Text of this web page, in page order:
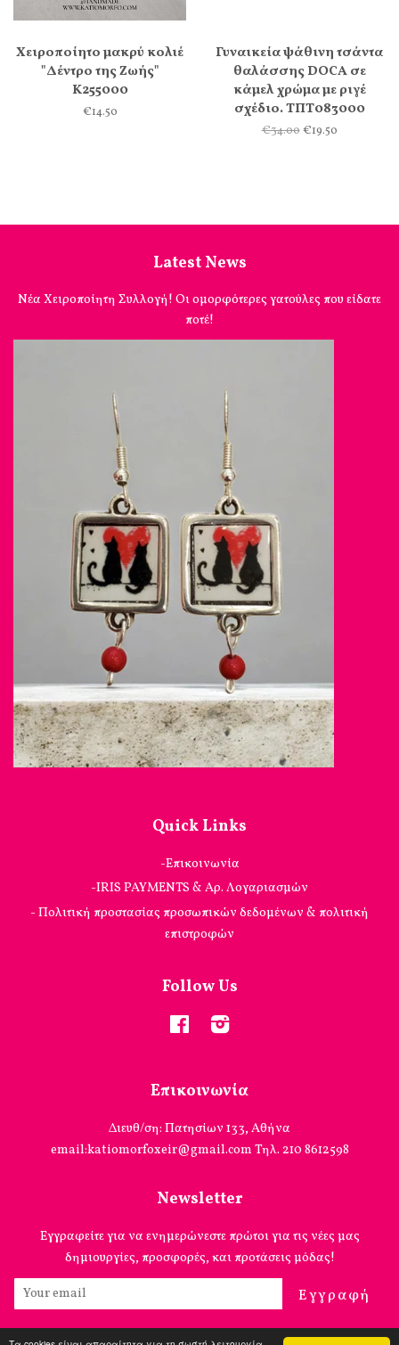
Χειροποίητο μακρύ κολιέ
"Δέντρο της Ζωής"
Κ255000
€14.50
Γυναικεία ψάθινη τσάντα
θαλάσσης DOCA σε
κάμελ χρώμα με ριγέ
σχέδιο. ΤΠΤ083000
€34.00€19.50
Latest News
Νέα Χειροποίητη Συλλογή! Οι ομορφότερες γατούλες που είδατε
ποτέ!
Quick Links
-Επικοινωνία
-IRIS PAYMENTS & Αρ. Λογαριασμών
- Πολιτική προστασίας προσωπικών δεδομένων & πολιτική
επιστροφών
Follow Us
Facebook
Επικοινωνία
Διευθ/ση: Πατησίων 133, Αθήνα
email:katiomorfoxeir@gmail.com Τηλ. 210 8612598
Newsletter
Εγγραφείτε για να ενημερώνεστε πρώτοι για τις νέες μας
δημιουργίες, προσφορές, και προτάσεις μόδας!
Εγγραφή